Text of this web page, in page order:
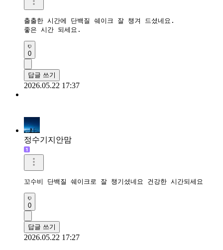
출출한 시간에 단백질 쉐이크 잘 챙겨 드셨네요.
좋은 시간 되세요.
0
답글 쓰기
2026.05.22 17:37
정수기지안맘
꼬수비 단백질 쉐이크로 잘 챙기셨네요 건강한 시간되세요
0
답글 쓰기
2026.05.22 17:27